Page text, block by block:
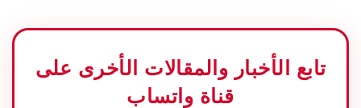
تابع الأخبار والمقالات الأخرى على
قناة واتساب